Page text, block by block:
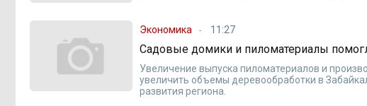
Экономика 11:27
Садовые домики и пиломатериалы
Увеличение выпуска пиломатериалов и
увеличить объемы деревообработки в
развития региона.